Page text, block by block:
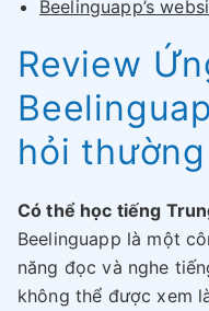
Beelinguapp’s
Review
hỏi
Có thể học tiếng
Beelinguapp là một
năng đọc và nghe
không thể được xem